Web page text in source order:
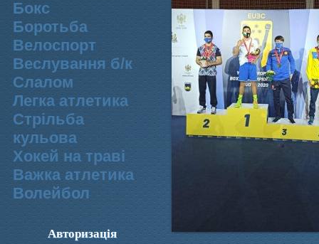
Бокс
Боротьба
Велоспорт
Веслування б/к
Cлалом
Легка атлетика
Стрільба
кульова
Хокей на траві
Важка атлетика
Волейбол
Авторизація